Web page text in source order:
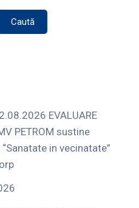
EVALUARE
PETROM sustine
in vecinatate”